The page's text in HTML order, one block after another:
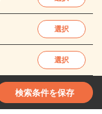
選択
選択
検索条件を保存